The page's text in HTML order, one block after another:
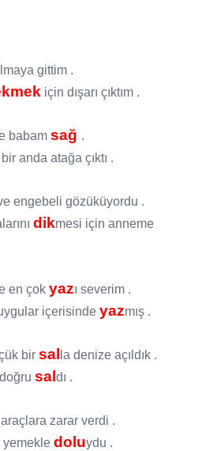
gittim .
için dışarı çıktım .
babam sağ .
anda atağa çıktı .
engebeli gözüküyordu .
dikmesi için anneme
en çok yazı severim .
içerisinde yazmış .
bir sal la denize açıldık .
saldı .
araçlara zarar verdi .
yemekle doluydu .